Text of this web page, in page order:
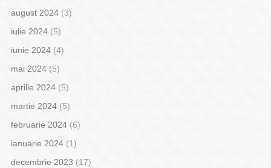
august 2024(3)
iulie 2024(5)
iunie 2024(4)
mai 2024(5)
aprilie 2024(5)
martie 2024(5)
februarie 2024(6)
ianuarie 2024(1)
decembrie 2023 (17)